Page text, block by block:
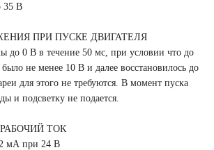
35 В
ПРИ ПУСКЕ ДВИГАТЕЛЯ
до 0 В в течение 50 мс, при условии что до
не менее 10 В и далее восстановилось до
для этого не требуются. В момент пуска
и подсветку не подается.
ТОК
мА при 24 В